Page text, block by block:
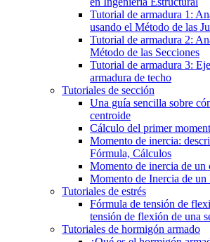
Tutorial de armadura 1:
usando el Método de las
Tutorial de armadura 2:
Método de las Secciones
Tutorial de armadura 3:
armadura de techo
Tutoriales de sección
Una guía sencilla sobre
centroide
Cálculo del primer
Momento de inercia:
Fórmula, Cálculos
Momento de inercia de un
Momento de Inercia de un
Tutoriales de estrés
Fórmula de tensión de
tensión de flexión de una
Tutoriales de hormigón armado